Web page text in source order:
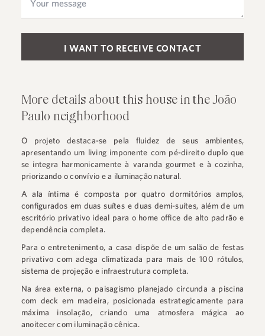
Please leave this field empty.
More details about this house in the João
Paulo neighborhood
O projeto destaca-se pela fluidez de seus ambientes,
apresentando um living imponente com pé-direito duplo que
se integra harmonicamente à varanda gourmet e à cozinha,
priorizando o convívio e a iluminação natural.
A ala íntima é composta por quatro dormitórios amplos,
configurados em duas suítes e duas demi-suítes, além de um
escritório privativo ideal para o home office de alto padrão e
dependência completa.
Para o entretenimento, a casa dispõe de um salão de festas
privativo com adega climatizada para mais de 100 rótulos,
sistema de projeção e infraestrutura completa.
Na área externa, o paisagismo planejado circunda a piscina
com deck em madeira, posicionada estrategicamente para
máxima insolação, criando uma atmosfera mágica ao
anoitecer com iluminação cênica.